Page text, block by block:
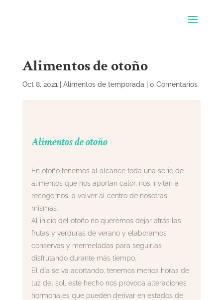
Alimentos de otoño
Oct 8, 2021 Alimentos de temporada 0 Comentarios
Alimentos de otoño
En otoño tenemos al alcance toda una serie de
alimentos que nos aportan calor, nos invitan a
recogernos, a volver al centro de nosotras
mismas.
Al inicio del otoño no queremos dejar atrás las
frutas y verduras de verano y elaboramos
conservas y mermeladas para seguirlas
disfrutando durante más tiempo.
El día se va acortando, tenemos menos horas de
luz del sol, este hecho nos provoca alteraciones
hormonales que pueden derivar en estados de